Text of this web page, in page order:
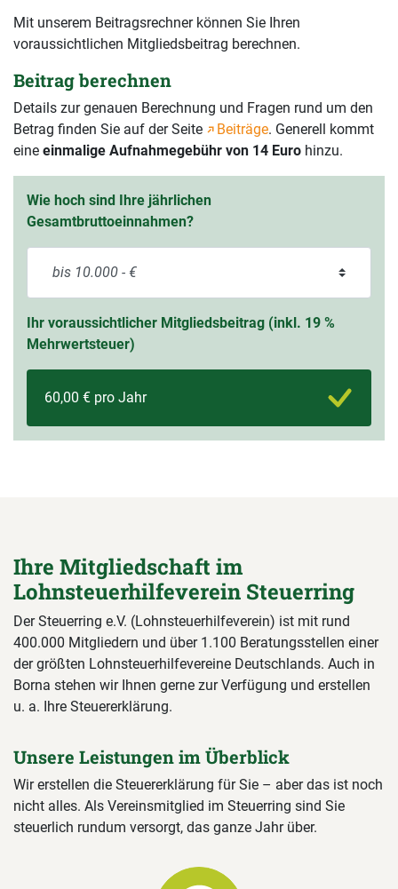
Mit unserem Beitragsrechner können Sie Ihren
voraussichtlichen Mitgliedsbeitrag berechnen.
Beitrag berechnen
Details zur genauen Berechnung und Fragen rund um den
Betrag finden Sie auf der Seite
Beiträge. Generell kommt
eine einmalige Aufnahmegebühr von 14 Euro hinzu.
Wie hoch sind Ihre jährlichen
Gesamtbruttoeinnahmen?
Ihr voraussichtlicher Mitgliedsbeitrag (inkl. 19 %
Mehrwertsteuer)
60,00 € pro Jahr
Ihre Mitgliedschaft im
Lohnsteuerhilfeverein Steuerring
Der Steuerring e.V. (Lohnsteuerhilfeverein) ist mit rund
400.000 Mitgliedern und über 1.100 Beratungsstellen einer
der größten Lohnsteuerhilfevereine Deutschlands. Auch in
Borna stehen wir Ihnen gerne zur Verfügung und erstellen
u. a. Ihre Steuererklärung.
Unsere Leistungen im Überblick
Wir erstellen die Steuererklärung für Sie – aber das ist noch
nicht alles. Als Vereinsmitglied im Steuerring sind Sie
steuerlich rundum versorgt, das ganze Jahr über.